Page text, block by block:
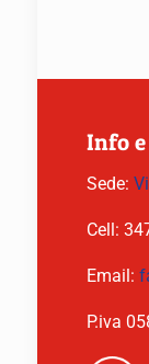
Info
Sede:
Cell:
Email:
P.iva